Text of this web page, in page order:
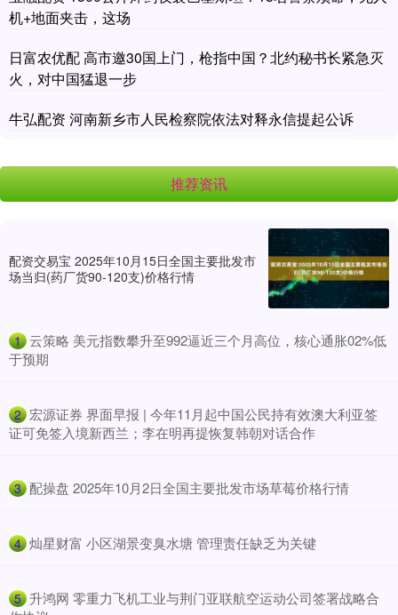
机+地面夹击，这场
日富农优配 高市邀30国上门，枪指中国？北约秘书长紧急灭
火，对中国猛退一步
牛弘配资 河南新乡市人民检察院依法对释永信提起公诉
推荐资讯
配资交易宝 2025年10月15日全国主要批发市
场当归(药厂货90-120支)价格行情
1 ​云策略 美元指数攀升至992逼近三个月高位，核心通胀02%低
于预期
2 ​宏源证券 界面早报 | 今年11月起中国公民持有效澳大利亚签
证可免签入境新西兰；李在明再提恢复韩朝对话合作
3 ​配操盘 2025年10月2日全国主要批发市场草莓价格行情
4 ​灿星财富 小区湖景变臭水塘 管理责任缺乏为关键
5 ​升鸿网 零重力飞机工业与荆门亚联航空运动公司签署战略合